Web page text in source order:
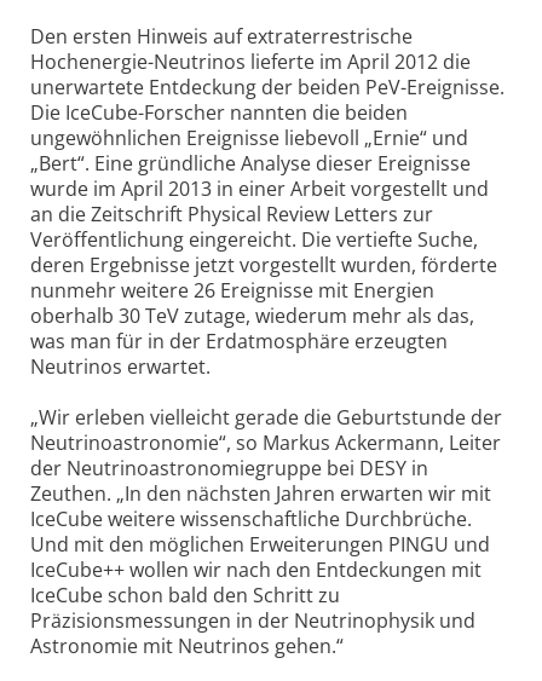
Den ersten Hinweis auf extraterrestrische
Hochenergie-Neutrinos lieferte im April 2012 die
unerwartete Entdeckung der beiden PeV-Ereignisse.
Die IceCube-Forscher nannten die beiden
ungewöhnlichen Ereignisse liebevoll „Ernie“ und
„Bert“. Eine gründliche Analyse dieser Ereignisse
wurde im April 2013 in einer Arbeit vorgestellt und
an die Zeitschrift Physical Review Letters zur
Veröffentlichung eingereicht. Die vertiefte Suche,
deren Ergebnisse jetzt vorgestellt wurden, förderte
nunmehr weitere 26 Ereignisse mit Energien
oberhalb 30 TeV zutage, wiederum mehr als das,
was man für in der Erdatmosphäre erzeugten
Neutrinos erwartet.
„Wir erleben vielleicht gerade die Geburtstunde der
Neutrinoastronomie“, so Markus Ackermann, Leiter
der Neutrinoastronomiegruppe bei DESY in
Zeuthen. „In den nächsten Jahren erwarten wir mit
IceCube weitere wissenschaftliche Durchbrüche.
Und mit den möglichen Erweiterungen PINGU und
IceCube++ wollen wir nach den Entdeckungen mit
IceCube schon bald den Schritt zu
Präzisionsmessungen in der Neutrinophysik und
Astronomie mit Neutrinos gehen.“